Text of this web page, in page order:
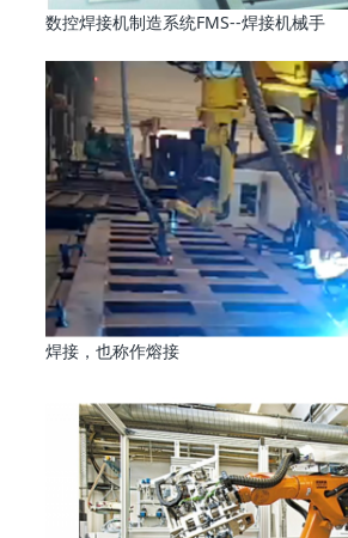
数控焊接机制造系统FMS--焊接机械手
焊接，也称作熔接